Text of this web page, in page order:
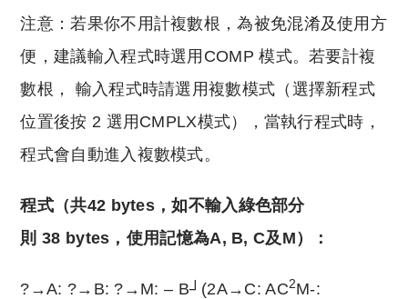
注意：若果你不用計複數根，為被免混淆及使用方
便，建議輸入程式時選用COMP 模式。若要計複
數根， 輸入程式時請選用複數模式（選擇新程式
位置後按 2 選用CMPLX模式），當執行程式時，
程式會自動進入複數模式。
程式（共42 bytes，如不輸入綠色部分
則 38 bytes，使用記憶為A, B, C及M）：
?→A: ?→B: ?→M: – B┘(2A→C: AC2M-: